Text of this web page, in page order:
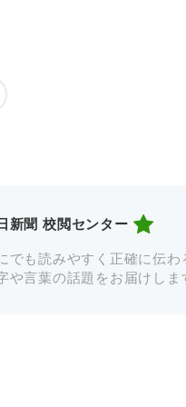
新聞 校閲センター
でも読みやすく正確に伝わ
や言葉の話題をお届けしま